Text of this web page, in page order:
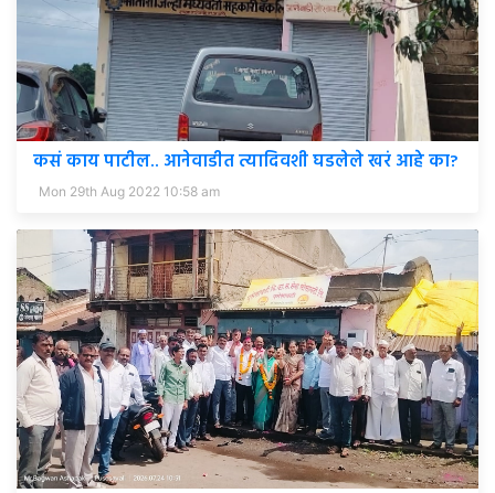
कसं काय पाटील.. आनेवाडीत त्यादिवशी घडलेले खरं आहे का?
Mon 29th Aug 2022 10:58 am